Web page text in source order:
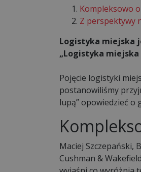
Kompleksowo
Z perspektywy
Logistyka miejska
„Logistyka
Pojęcie logistyki
postanowiliśmy
lupą” opowiedzieć o
Maciej Szczepański,
Cushman &